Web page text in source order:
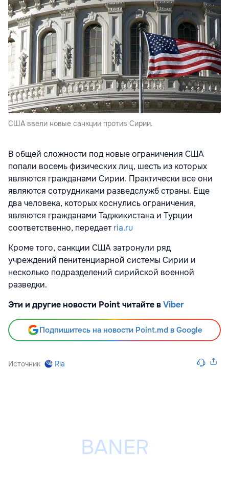
США ввели новые санкции против Сирии.
В общей сложности под новые ограничения США
попали восемь физических лиц, шесть из которых
являются гражданами Сирии. Практически все они
являются сотрудниками разведслужб страны. Еще
два человека, которых коснулись ограничения,
являются гражданами Таджикистана и Турции
соответственно, передаетria.ru
Кроме того, санкции США затронули ряд
учреждений пенитенциарной системы Сирии и
несколько подразделений сирийской военной
разведки.
Эти и другие новости Point читайте вViber
Подпишитесь на новости Point.md в Google
Источник Ria